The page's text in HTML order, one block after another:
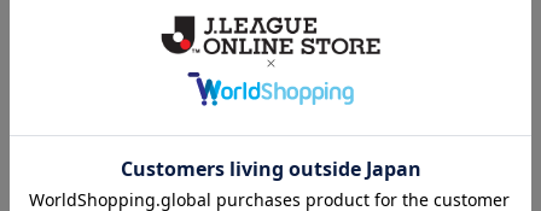
FC岐阜 メガニウム タ
NEW
FC岐阜 メガニウム キ
2026/27 オーセンティッ